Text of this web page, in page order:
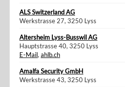
ALS Switzerland AG
Werkstrasse 27, 3250 Lyss
Altersheim Lyss-Busswil AG
Hauptstrasse 40, 3250 Lyss
E-Mail, ahlb.ch
Amalfa Security GmbH
Werkstrasse 43, 3250 Lyss